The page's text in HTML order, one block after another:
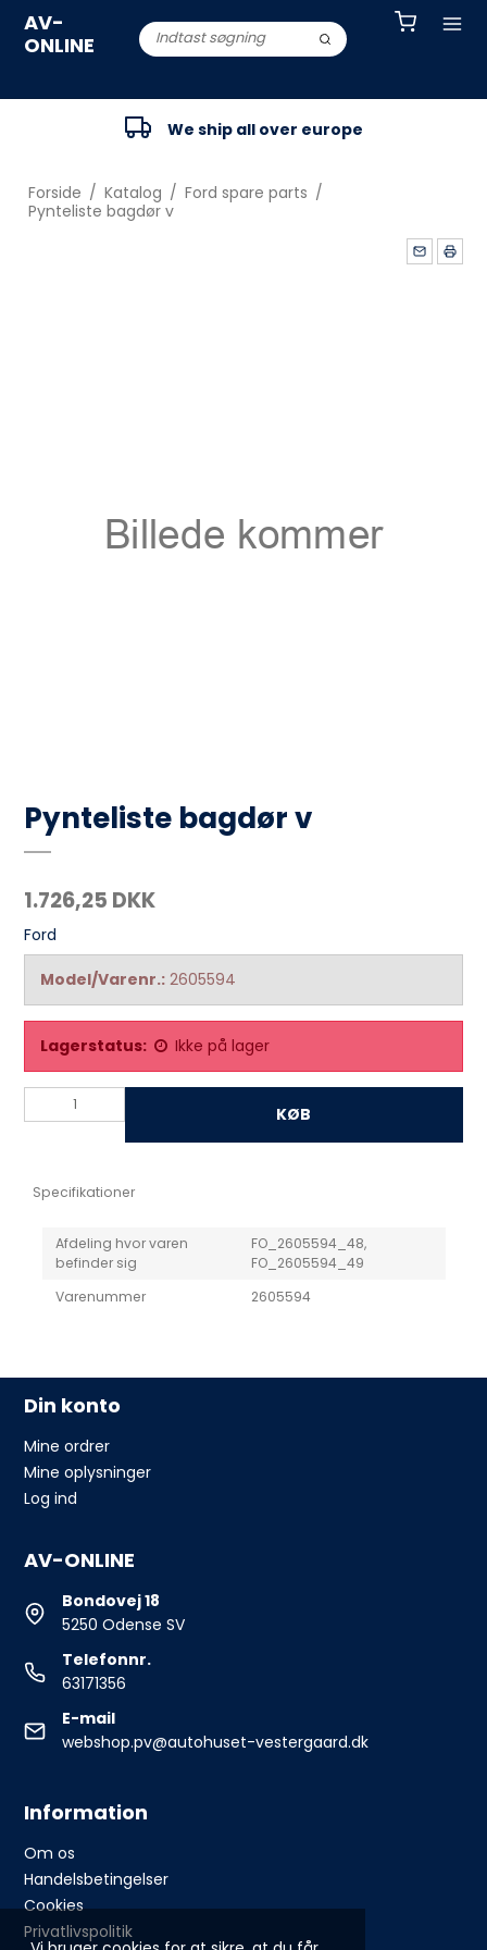
AV-
ONLINE
We ship all over europe
Forside / Katalog / Ford spare parts /
Pynteliste bagdør v
Pynteliste bagdør v
1.726,25 DKK
Ford
Model/Varenr.: 2605594
Lagerstatus: Ikke på lager
KØB
Specifikationer
Afdeling hvor varen
befinder sig
FO_2605594_48,
FO_2605594_49
Varenummer
2605594
Din konto
Mine ordrer
Mine oplysninger
Log ind
AV-ONLINE
Bondovej 18
5250 Odense SV
Telefonnr.
63171356
E-mail
webshop.pv@autohuset-vestergaard.dk
Information
Om os
Handelsbetingelser
Cookies
Privatlivspolitik